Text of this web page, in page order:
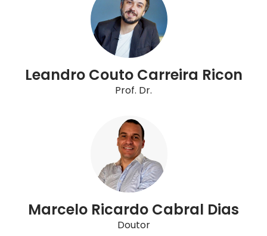
Leandro Couto Carreira Ricon
Prof. Dr.
Marcelo Ricardo Cabral Dias
Doutor